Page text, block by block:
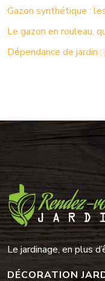
Gazon synthétique :
Le gazon en rouleau,
Dépendance de jardin
Le jardinage, en plus
DÉCORATION